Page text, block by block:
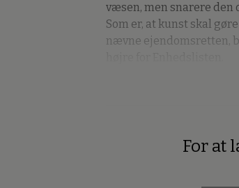
væsen, men snarere den
Som er, at kunst skal
nævne ejendomsretten,
PremiumFor at